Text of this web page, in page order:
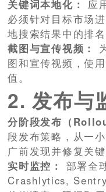
关键词本地化：
应
必须针对目标市场
地搜索结果中的排名
截图与宣传视频：
图和宣传视频，使
值。
2. 发布与
分阶段发布（
段发布策略，从一
广前发现并修复关键
实时监控：
部署全
Crashlytics,